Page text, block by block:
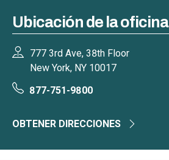
Ubicación de la oficina
777 3rd Ave, 38th Floor
New York, NY 10017
877-751-9800
OBTENER DIRECCIONES